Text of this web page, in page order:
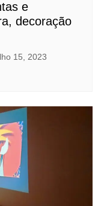
e
decoração
15, 2023